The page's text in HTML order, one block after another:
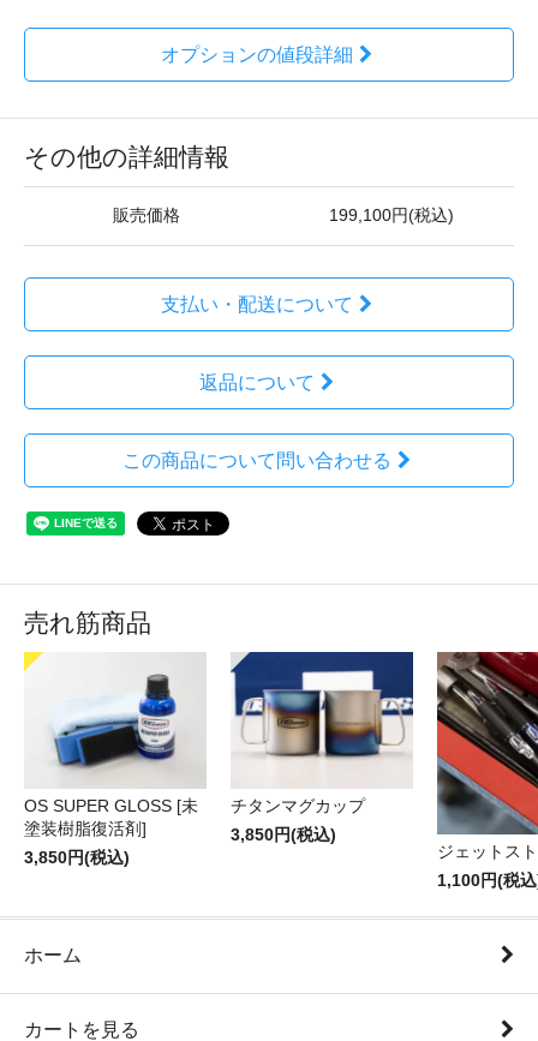
オプションの値段詳細
その他の詳細情報
販売価格 199,100円(税込)
支払い・配送について
返品について
この商品について問い合わせる
売れ筋商品
OS SUPER GLOSS [未
塗装樹脂復活剤]
3,850円(税込)
チタンマグカップ
3,850円(税込)
ジェットス
1,100円(税
ホーム
カートを見る